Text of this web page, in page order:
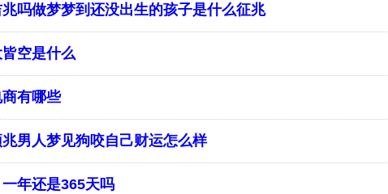
吗做梦梦到还没出生的孩子是什么征兆
空是什么
有哪些
男人梦见狗咬自己财运怎么样
年还是365天吗